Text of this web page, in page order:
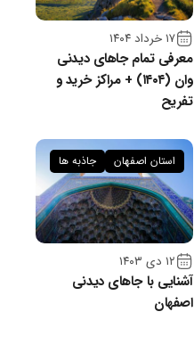
۱۷ خرداد ۱۴۰۴
معرفی تمام جاهای دیدنی
وان (۱۴۰۴) + مراکز خرید و
تفریح
۱۲ دی ۱۴۰۳
آشنایی با جاهای دیدنی
اصفهان
استان اصفهان جاذبه ها